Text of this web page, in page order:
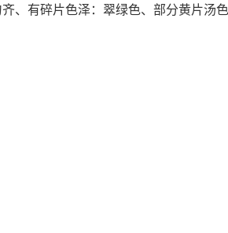
、有碎片色泽：翠绿色、部分黄片汤